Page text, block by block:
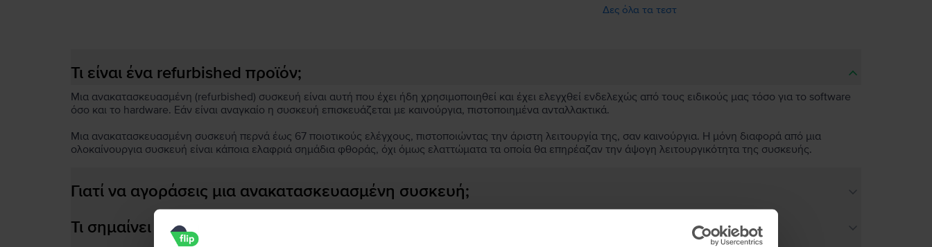
Δες όλα τα τεστ
Τι είναι ένα refurbished προϊόν;
Μια ανακατασκευασμένη (refurbished) συσκευή είναι αυτή που έχει ήδη χρησιμοποιηθεί και έχει ελεγχθεί ενδελεχώς από τους ειδικούς μας τόσο για το software
όσο και το hardware. Εάν είναι αναγκαίο η συσκευή επισκευάζεται με καινούργια, πιστοποιημένα ανταλλακτικά.
Μια ανακατασκευασμένη συσκευή περνά έως 67 ποιοτικούς ελέγχους, πιστοποιώντας την άριστη λειτουργία της, σαν καινούργια. Η μόνη διαφορά από μια
ολοκαίνουργια συσκευή είναι κάποια ελαφριά σημάδια φθοράς, όχι όμως ελαττώματα τα οποία θα επηρέαζαν την άψογη λειτουργικότητα της συσκευής.
Γιατί να αγοράσεις μια ανακατασκευασμένη συσκευή;
Τι σημαίνει αποδοτική μπαταρία;